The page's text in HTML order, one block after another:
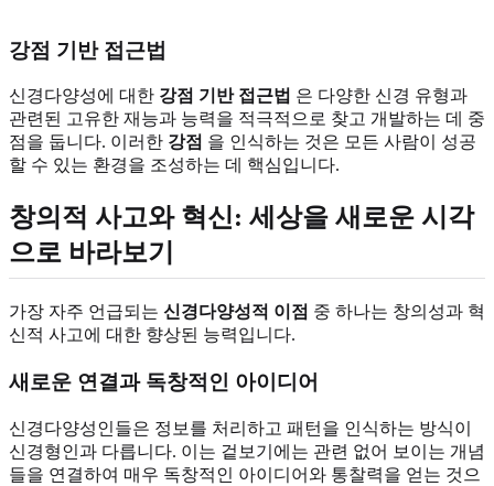
강점 기반 접근법
신경다양성에 대한 강점 기반 접근법 은 다양한 신경 유형과
관련된 고유한 재능과 능력을 적극적으로 찾고 개발하는 데 중
점을 둡니다. 이러한 강점 을 인식하는 것은 모든 사람이 성공
할 수 있는 환경을 조성하는 데 핵심입니다.
창의적 사고와 혁신: 세상을 새로운 시각
으로 바라보기
가장 자주 언급되는 신경다양성적 이점 중 하나는 창의성과 혁
신적 사고에 대한 향상된 능력입니다.
새로운 연결과 독창적인 아이디어
신경다양성인들은 정보를 처리하고 패턴을 인식하는 방식이
신경형인과 다릅니다. 이는 겉보기에는 관련 없어 보이는 개념
들을 연결하여 매우 독창적인 아이디어와 통찰력을 얻는 것으